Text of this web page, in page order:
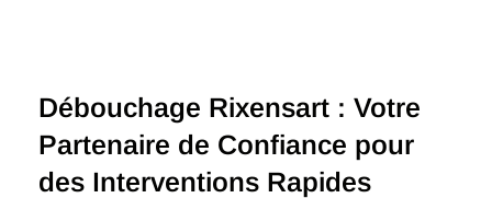
Débouchage Rixensart : Votre
Partenaire de Confiance pour
des Interventions Rapides